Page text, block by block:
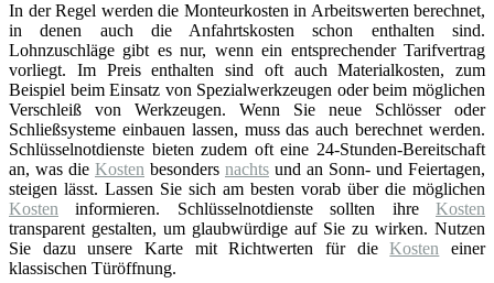
In der Regel werden die Monteurkosten in Arbeitswerten berechnet,
in denen auch die Anfahrtskosten schon enthalten sind.
Lohnzuschläge gibt es nur, wenn ein entsprechender Tarifvertrag
vorliegt. Im Preis enthalten sind oft auch Materialkosten, zum
Beispiel beim Einsatz von Spezialwerkzeugen oder beim möglichen
Verschleiß von Werkzeugen. Wenn Sie neue Schlösser oder
Schließsysteme einbauen lassen, muss das auch berechnet werden.
Schlüsselnotdienste bieten zudem oft eine 24-Stunden-Bereitschaft
an, was die Kosten besonders nachts und an Sonn- und Feiertagen,
steigen lässt. Lassen Sie sich am besten vorab über die möglichen
Kosten informieren. Schlüsselnotdienste sollten ihre Kosten
transparent gestalten, um glaubwürdige auf Sie zu wirken. Nutzen
Sie dazu unsere Karte mit Richtwerten für dieKosten einer
klassischen Türöffnung.